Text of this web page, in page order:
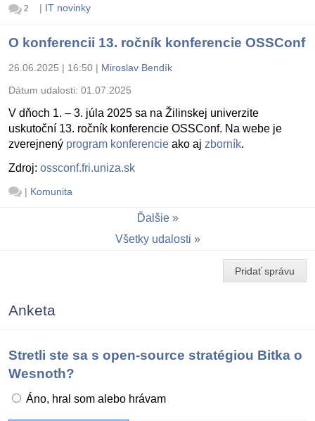
2 | IT novinky
O konferencii 13. ročník konferencie OSSConf
26.06.2025 | 16:50 | Miroslav Bendík
Dátum udalosti: 01.07.2025
V dňoch 1. – 3. júla 2025 sa na Žilinskej univerzite
uskutoční 13. ročník konferencie OSSConf. Na webe je
zverejnený program konferencie ako aj zborník.
Zdroj: ossconf.fri.uniza.sk
| Komunita
Ďalšie
Všetky udalosti
Pridať správu
Anketa
Stretli ste sa s open-source stratégiou Bitka o
Wesnoth?
Áno, hral som alebo hrávam